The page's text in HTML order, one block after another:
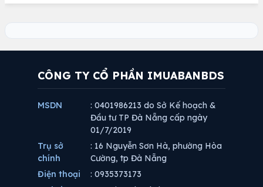
CÔNG TY CỔ PHẦN IMUABANBDS
MSDN
: 0401986213 do Sở Kế hoạch &
Đầu tư TP Đà Nẵng cấp ngày
01/7/2019
Trụ sở
chính
: 16 Nguyễn Sơn Hà, phường Hòa
Cường, tp Đà Nẵng
Điện thoại
: 0935373173